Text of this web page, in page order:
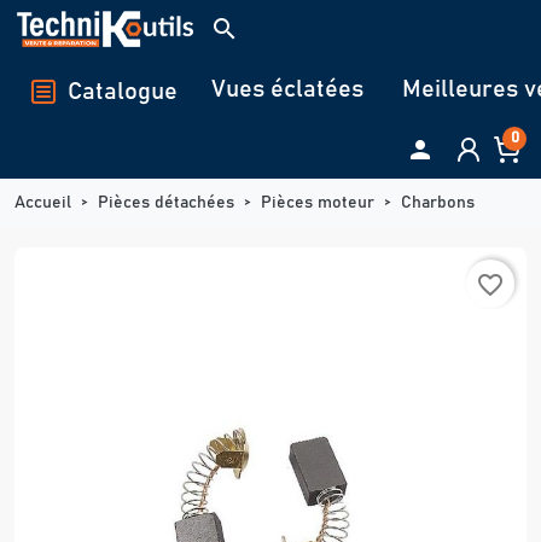
Panneau de gestion des cookies
search
Catalogue Vues éclatées Meilleures
 0
Accueil Pièces détachées Pièces moteur Charbons
favorite_border